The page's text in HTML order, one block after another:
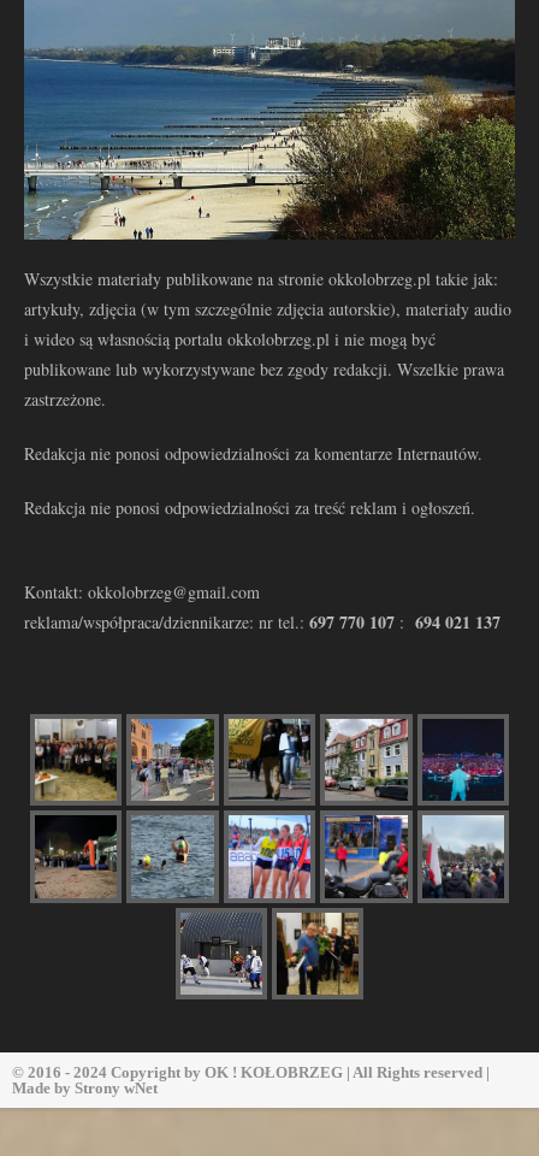
Wszystkie materiały publikowane na stronie okkolobrzeg.pl takie jak:
artykuły, zdjęcia (w tym szczególnie zdjęcia autorskie), materiały audio
i wideo są własnością portalu okkolobrzeg.pl i nie mogą być
publikowane lub wykorzystywane bez zgody redakcji. Wszelkie prawa
zastrzeżone.
Redakcja nie ponosi odpowiedzialności za komentarze Internautów.
Redakcja nie ponosi odpowiedzialności za treść reklam i ogłoszeń.
Kontakt: okkolobrzeg@gmail.com
reklama/współpraca/dziennikarze: nr tel.: 697 770 107 : 694 021 137
© 2016 - 2024 Copyright by OK ! KOŁOBRZEG | All Rights reserved |
Made by Strony wNet